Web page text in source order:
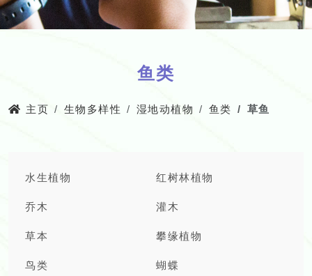
鱼类
主页 生物多样性 湿地动植物 鱼类 草鱼
水生植物 红树林植物
乔木 灌木
草本 攀缘植物
鸟类 蝴蝶